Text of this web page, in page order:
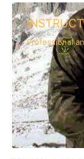
Professional